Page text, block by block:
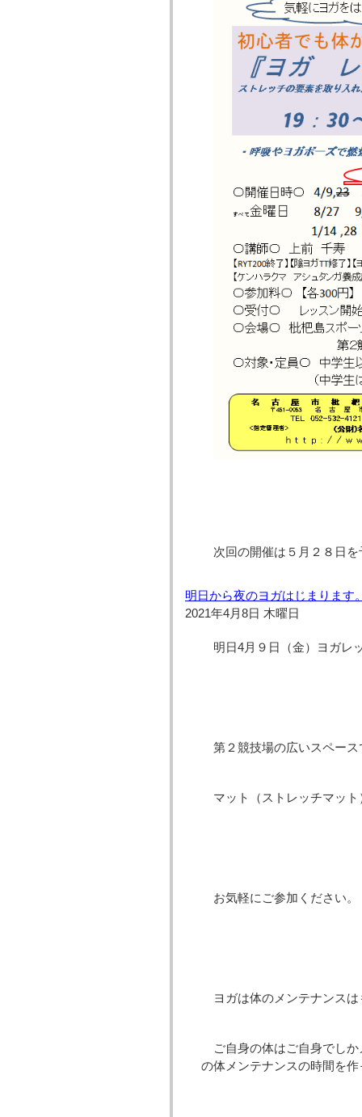
次回の開催は５月２８日
明日から夜のヨガはじまります
2021年4月8日 木曜日
明日4月９日（金）ヨガレ
第２競技場の広いスペー
マット（ストレッチマッ
お気軽にご参加ください。
ヨガは体のメンテナンス
ご自身の体はご自身でし
の体メンテナンスの時間を